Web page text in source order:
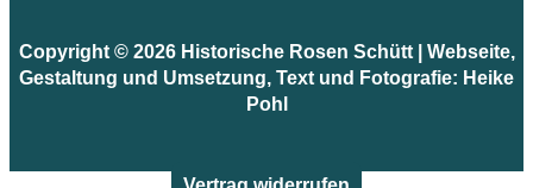
Copyright © 2026 Historische Rosen Schütt | Webseite,
Gestaltung und Umsetzung, Text und Fotografie: Heike
Pohl